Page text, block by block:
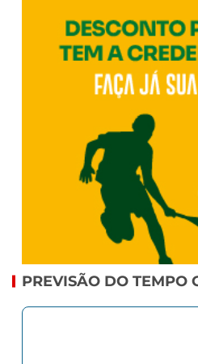
PREVISÃO DO TEMPO